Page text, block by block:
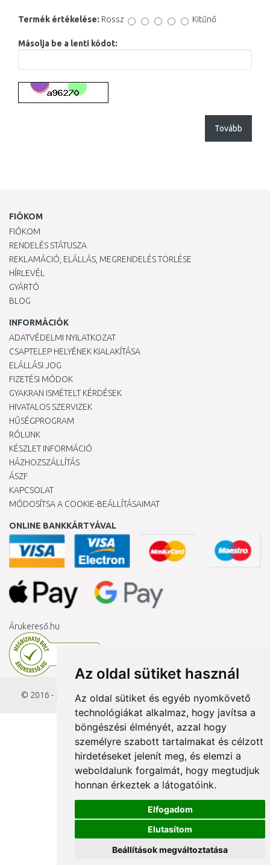
Az oldal sütiket használ
Az oldal sütiket és egyéb nyomkövető
technológiákat alkalmaz, hogy javítsa a
böngészési élményét, azzal hogy
személyre szabott tartalmakat és célzott
hirdetéseket jelenít meg, és elemzi a
weboldalunk forgalmát, hogy megtudjuk
honnan érkeztek a látogatóink.
Elfogadom
Elutasítom
Beállítások megváltoztatása
Termék értékelése: Rossz Kitűnő
Másolja be a lenti kódot:
Tovább
FIÓKOM
FIÓKOM
RENDELÉS STÁTUSZA
REKLAMÁCIÓ, ELÁLLÁS, MEGRENDELÉS TÖRLÉSE
HÍRLEVÉL
GYÁRTÓ
BLOG
INFORMÁCIÓK
ADATVÉDELMI NYILATKOZAT
CSAPTELEP HELYÉNEK KIALAKÍTÁSA
ELÁLLÁSI JOG
FIZETÉSI MÓDOK
GYAKRAN ISMÉTELT KÉRDÉSEK
HIVATALOS SZERVIZEK
HŰSÉGPROGRAM
RÓLUNK
KÉSZLET INFORMÁCIÓ
HÁZHOZSZÁLLÍTÁS
ÁSZF
KAPCSOLAT
MÓDOSÍTSA A COOKIE-BEÁLLÍTÁSAIMAT
ONLINE BANKKÁRTYÁVAL
Árukereső.hu
© 2016 - 2026 KAMODY.hu